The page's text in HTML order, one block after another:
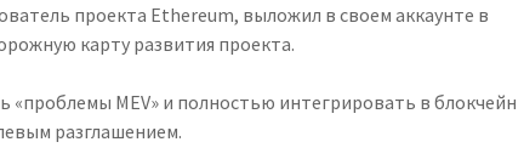
проекта Ethereum, выложил в своем аккаунте в
карту развития проекта.
«проблемы MEV» и полностью интегрировать в блокчейн
разглашением.